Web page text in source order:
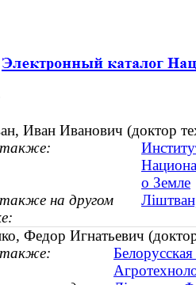
Иван Иванович (доктор
о Земле
на другом
Федор Игнатьевич